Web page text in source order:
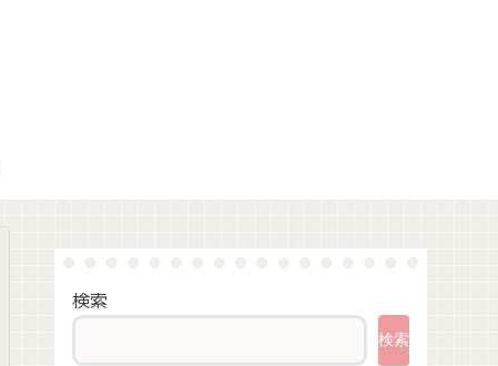
検索
検索